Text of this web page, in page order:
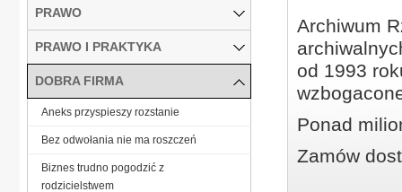
Archiwum
od 1993
Ponad
Zamów
PRAWO
PRAWO I PRAKTYKA
DOBRA FIRMA
Aneks przyspieszy rozstanie
Bez odwołania nie ma roszczeń
Biznes trudno pogodzić z
rodzicielstwem